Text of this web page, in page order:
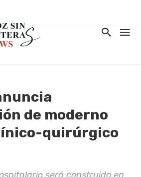
de moderno
quirúrgico
será construido en